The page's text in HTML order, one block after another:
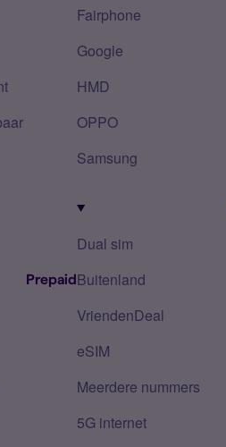
Prepaid
Fairphone
Google
HMD
OPPO
Samsung
Dual sim
Buitenland
VriendenDeal
eSIM
Meerdere nummers
5G internet